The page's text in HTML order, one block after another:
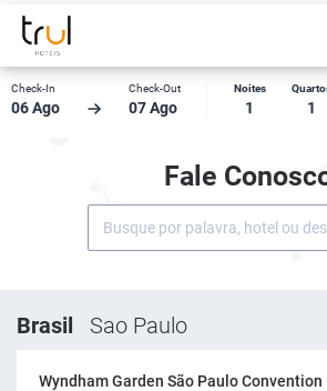
Check-In
06 Ago
Check-Out
07 Ago
Noites
1 1
Fale
Brasil Sao Paulo
Wyndham Garden São Paulo Convention